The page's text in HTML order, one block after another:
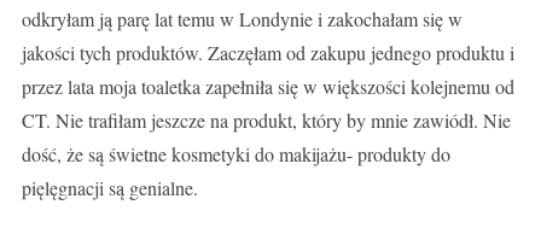
odkryłam ją parę lat temu w Londynie i zakochałam się w
jakości tych produktów. Zaczęłam od zakupu jednego produktu i
przez lata moja toaletka zapełniła się w większości kolejnemu od
CT. Nie trafiłam jeszcze na produkt, który by mnie zawiódł. Nie
dość, że są świetne kosmetyki do makijażu- produkty do
pięlęgnacji są genialne.